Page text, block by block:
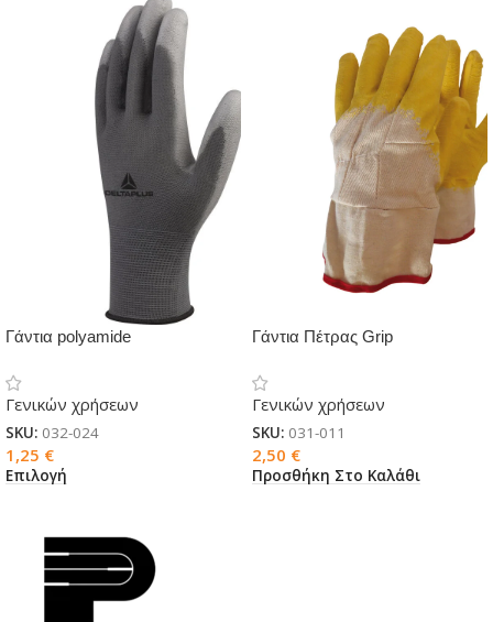
Γάντια polyamide
Γενικών χρήσεων
SKU: 032-024
1,25 €
Επιλογή
Γάντια Πέτρας Grip
Γενικών χρήσεων
SKU: 031-011
2,50 €
Προσθήκη Στο Καλάθι